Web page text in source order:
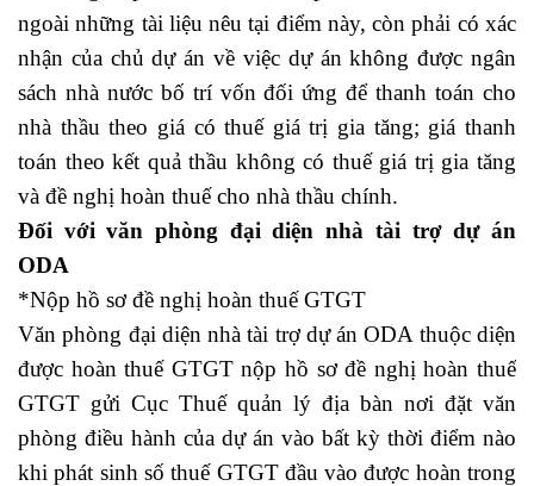
ngoài những tài liệu nêu tại điểm này, còn phải có xác
nhận của chủ dự án về việc dự án không được ngân
sách nhà nước bố trí vốn đối ứng để thanh toán cho
nhà thầu theo giá có thuế giá trị gia tăng; giá thanh
toán theo kết quả thầu không có thuế giá trị gia tăng
và đề nghị hoàn thuế cho nhà thầu chính.
Đối với văn phòng đại diện nhà tài trợ dự án
ODA
*Nộp hồ sơ đề nghị hoàn thuế GTGT
Văn phòng đại diện nhà tài trợ dự án ODA thuộc diện
được hoàn thuế GTGT nộp hồ sơ đề nghị hoàn thuế
GTGT gửi Cục Thuế quản lý địa bàn nơi đặt văn
phòng điều hành của dự án vào bất kỳ thời điểm nào
khi phát sinh số thuế GTGT đầu vào được hoàn trong